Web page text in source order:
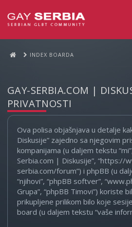
INDEX BOARDA
GAY-SERBIA.COM |
PRIVATNOSTI
Ova polisa objašnjava u detalje
Diskusije” zajedno sa njegovim
kompanijama (u daljem tekstu “mi”,
Serbia.com | Diskusije”, “https://
serbia.com/forum”) i phpBB (u
“njihovi”, “phpBB softver”,
Grupa”, “phpBB Timovi”) koriste
prikupljene prilikom bilo koje
board (u daljem tekstu “vaše